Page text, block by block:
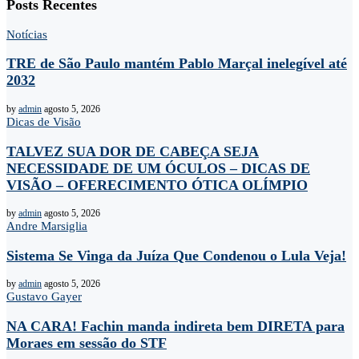
Posts Recentes
Notícias
TRE de São Paulo mantém Pablo Marçal inelegível até
2032
by admin agosto 5, 2026
Dicas de Visão
TALVEZ SUA DOR DE CABEÇA SEJA
NECESSIDADE DE UM ÓCULOS – DICAS DE
VISÃO – OFERECIMENTO ÓTICA OLÍMPIO
by admin agosto 5, 2026
Andre Marsiglia
Sistema Se Vinga da Juíza Que Condenou o Lula Veja!
by admin agosto 5, 2026
Gustavo Gayer
NA CARA! Fachin manda indireta bem DIRETA para
Moraes em sessão do STF